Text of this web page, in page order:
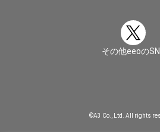
その他eeoの
©A3 Co., Ltd. All rights